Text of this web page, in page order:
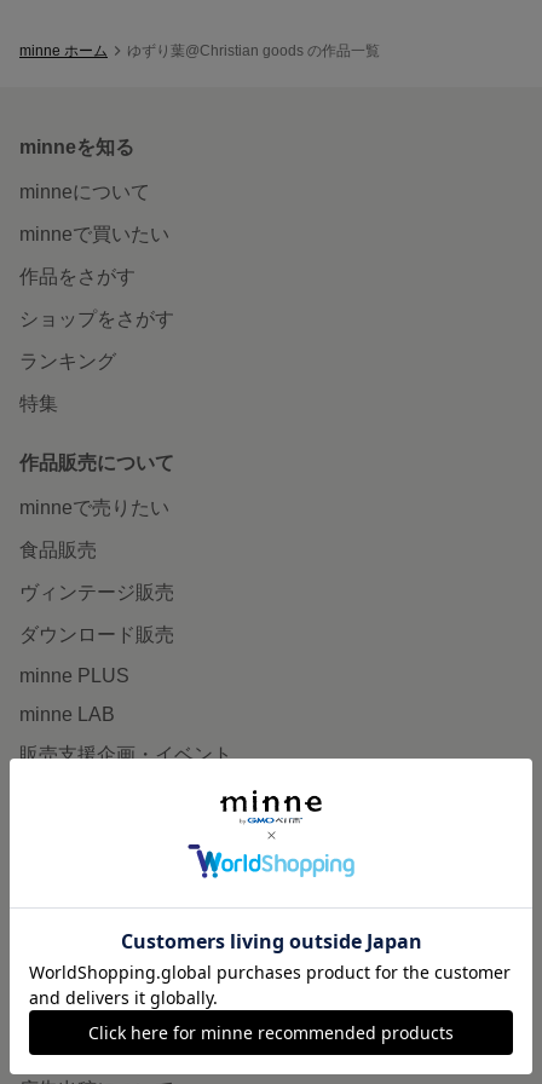
minne ホーム ゆずり葉@Christian goods の作品一覧
minneを知る
minneについて
minneで買いたい
作品をさがす
ショップをさがす
ランキング
特集
作品販売について
minneで売りたい
食品販売
ヴィンテージ販売
ダウンロード販売
minne PLUS
minne LAB
販売支援企画・イベント
minneとものづくりと
minneの本
企業の方へ